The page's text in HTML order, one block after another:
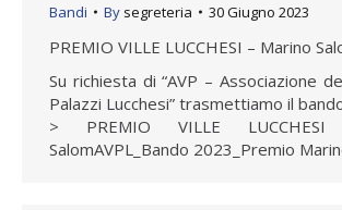
Bandi By segreteria 30 Giugno 2023
PREMIO VILLE LUCCHESI – Marino
Su richiesta di “AVP – Associazione
Palazzi Lucchesi” trasmettiamo il
> PREMIO VILLE
SalomAVPL_Bando 2023_Premio